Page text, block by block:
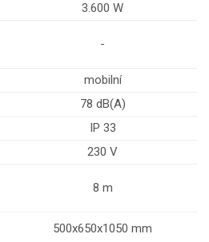
3.600 W
-
mobilní
78 dB(A)
IP 33
230 V
8 m
500x650x1050 mm